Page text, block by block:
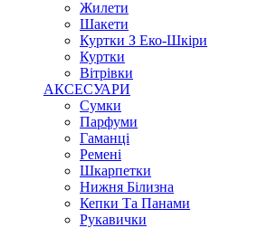
Жилети
Шакети
Куртки З Еко-Шкіри
Куртки
Вітрівки
АКСЕСУАРИ
Сумки
Парфуми
Гаманці
Ремені
Шкарпетки
Нижня Білизна
Кепки Та Панами
Рукавички